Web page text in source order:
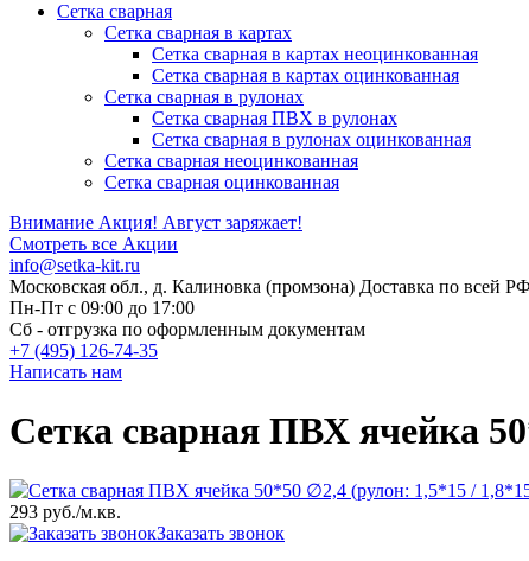
Сетка сварная
Сетка сварная в картах
Сетка сварная в картах неоцинкованная
Сетка сварная в картах оцинкованная
Сетка сварная в рулонах
Cетка сварная ПВХ в рулонах
Сетка сварная в рулонах оцинкованная
Сетка сварная неоцинкованная
Сетка сварная оцинкованная
Внимание Акция! Август заряжает!
Смотреть все Акции
info@setka-kit.ru
Московская обл., д. Калиновка (промзона) Доставка по всей РФ
Пн-Пт с 09:00 до 17:00
Сб - отгрузка по оформленным документам
+7 (495) 126-74-35
Написать нам
Сетка сварная ПВХ ячейка
293 руб./м.кв.
Заказать звонок